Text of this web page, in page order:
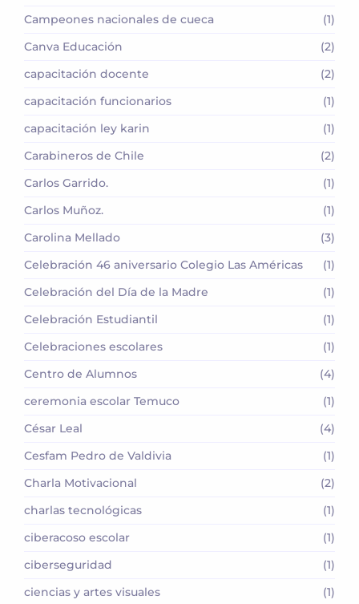
Campeones nacionales de cueca
(1)
Canva Educación
(2)
capacitación docente
(2)
capacitación funcionarios
(1)
capacitación ley karin
(1)
Carabineros de Chile
(2)
Carlos Garrido.
(1)
Carlos Muñoz.
(1)
Carolina Mellado
(3)
Celebración 46 aniversario Colegio Las Américas
(1)
Celebración del Día de la Madre
(1)
Celebración Estudiantil
(1)
Celebraciones escolares
(1)
Centro de Alumnos
(4)
ceremonia escolar Temuco
(1)
César Leal
(4)
Cesfam Pedro de Valdivia
(1)
Charla Motivacional
(2)
charlas tecnológicas
(1)
ciberacoso escolar
(1)
ciberseguridad
(1)
ciencias y artes visuales
(1)